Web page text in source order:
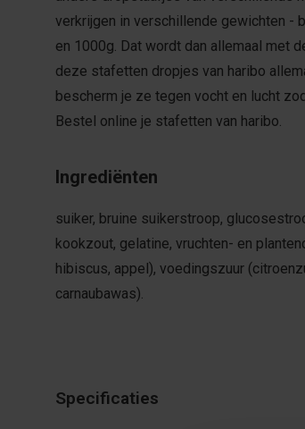
verkrijgen in verschillende gewichten -
en 1000g. Dat wordt dan allemaal met
deze stafetten dropjes van haribo
bescherm je ze tegen vocht en lucht
Bestel online je stafetten van haribo.
Ingrediënten
suiker, bruine suikerstroop,
kookzout, gelatine, vruchten- en
hibiscus, appel), voedingszuur
carnaubawas).
Specificaties